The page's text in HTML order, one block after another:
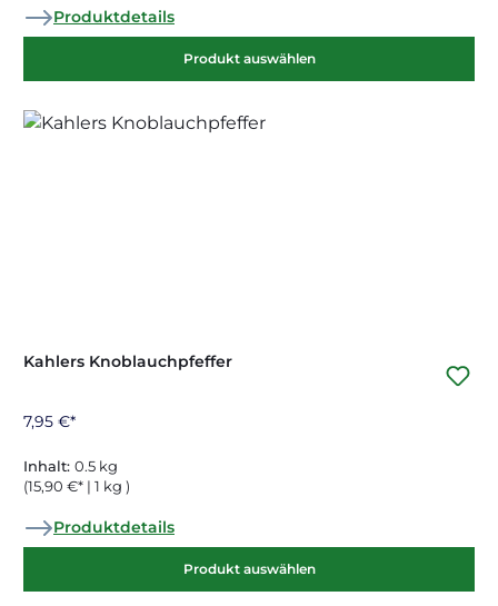
Produktdetails
Produkt auswählen
Kahlers Knoblauchpfeffer
7,95 €*
Inhalt: 0.5 kg
(15,90 €* | 1 kg )
Produktdetails
Produkt auswählen